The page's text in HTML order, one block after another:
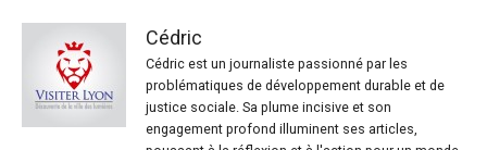
Cédric
Cédric est un journaliste passionné par les
problématiques de développement durable et de
justice sociale. Sa plume incisive et son
engagement profond illuminent ses articles,